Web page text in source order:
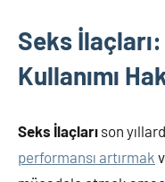
Seks
Kullanımı
Seks İlaçları son
performansı artırmak